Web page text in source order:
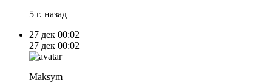
5 г. назад
27 дек 00:02
27 дек 00:02
Maksym